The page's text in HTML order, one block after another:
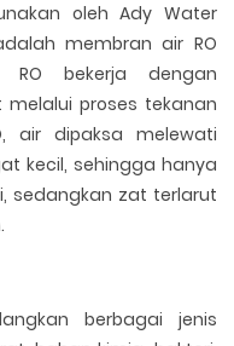
oleh Ady Water
membran air RO
RO bekerja dengan
proses tekanan
air dipaksa melewati
kecil, sehingga hanya
sedangkan zat terlarut
berbagai jenis